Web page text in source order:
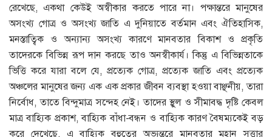
রেখেছে, একথা কেউই অস্বীকার করতে পারে না। পক্ষান্তরে মানুষের
অসংখ্য গোত্র ও অসংখ্য জাতি এ দুনিয়াতে বর্তমান এবং ঐতিহাসিক,
মনস্তাত্বিক ও অন্যান্য অসংখ্য কারণে মানবতার বিকাশ ও প্রকৃতি
তাদেরকে বিভিন্ন রূপ দান করছে তাও অনস্বীকার্য। কিন্তু এ বিভিন্নতাকে
ভিত্তি করে যারা বলে যে, প্রত্যেক গোত্র, প্রত্যেক জাতি এবং প্রত্যেক
অঞ্চলের মানুষের জন্য এক এক প্রকার জীবন ব্যবস্থা হওয়া বাঞ্ছনীয়, তারা
নির্বোধ, তাতে বিন্দুমাত্র সন্দেহ নেই। তাদের স্থুল ও সীমাবদ্ধ দৃষ্টি কেবল
মাত্র বাহ্যিক প্রকাশ, বাহ্যিক বাঁধা-বন্ধন ও বাহ্যিক কারণ বৈষম্যকেই বড়
করে দেখেছে, এ বাহ্যিক বহুত্বের অভ্যন্তরে মানবতার মহান সত্তার